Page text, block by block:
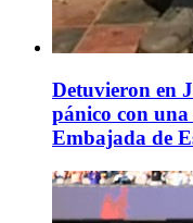
Detuvieron en
pánico con
Embajada de